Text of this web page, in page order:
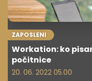
ZAPOSLENI
Workation: ko
počitnice
20. 06. 2022 05.00